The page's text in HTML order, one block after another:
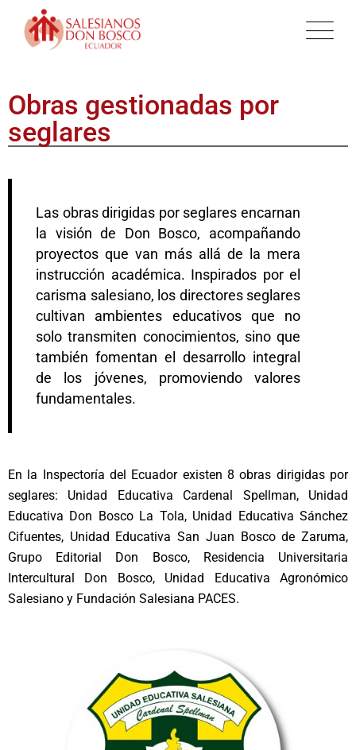
Obras gestionadas por
seglares
Las obras dirigidas por seglares encarnan
la visión de Don Bosco, acompañando
proyectos que van más allá de la mera
instrucción académica. Inspirados por el
carisma salesiano, los directores seglares
cultivan ambientes educativos que no
solo transmiten conocimientos, sino que
también fomentan el desarrollo integral
de los jóvenes, promoviendo valores
fundamentales.
En la Inspectoría del Ecuador existen 8 obras dirigidas por
seglares: Unidad Educativa Cardenal Spellman, Unidad
Educativa Don Bosco La Tola, Unidad Educativa Sánchez
Cifuentes, Unidad Educativa San Juan Bosco de Zaruma,
Grupo Editorial Don Bosco, Residencia Universitaria
Intercultural Don Bosco, Unidad Educativa Agronómico
Salesiano y Fundación Salesiana PACES.